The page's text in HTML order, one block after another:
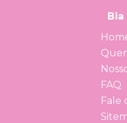
FAQ
Fale